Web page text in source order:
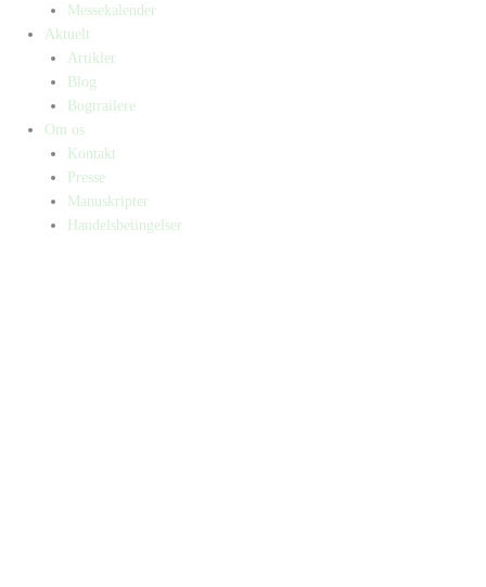
Messekalender
Aktuelt
Artikler
Blog
Bogtrailere
Om os
Kontakt
Presse
Manuskripter
Handelsbetingelser